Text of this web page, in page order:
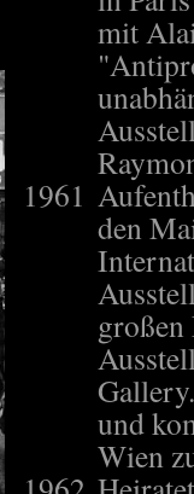
mit
1961
den
und
Wien